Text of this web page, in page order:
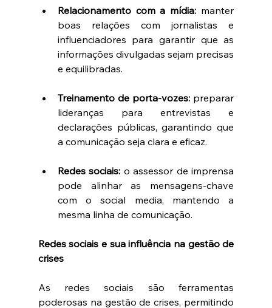
Relacionamento com a mídia: manter
boas relações com jornalistas e
influenciadores para garantir que as
informações divulgadas sejam precisas
e equilibradas.
Treinamento de porta-vozes: preparar
lideranças para entrevistas e
declarações públicas, garantindo que
a comunicação seja clara e eficaz.
Redes sociais: o assessor de imprensa
pode alinhar as mensagens-chave
com o social media, mantendo a
mesma linha de comunicação.
Redes sociais e sua influência na gestão de
crises
As redes sociais são ferramentas
poderosas na gestão de crises, permitindo